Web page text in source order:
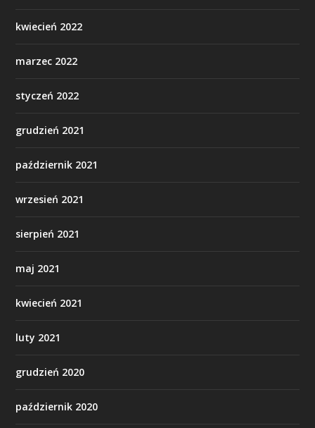
kwiecień 2022
marzec 2022
styczeń 2022
grudzień 2021
październik 2021
wrzesień 2021
sierpień 2021
maj 2021
kwiecień 2021
luty 2021
grudzień 2020
październik 2020